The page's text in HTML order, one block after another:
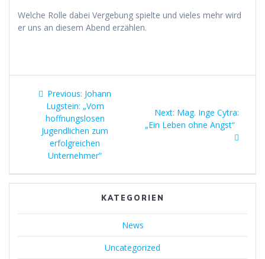
Welche Rolle dabei Vergebung spielte und vieles mehr wird
er uns an diesem Abend erzählen.
Beitragsnavigation
Previous: Previous
post:
Johann
Lugstein: „Vom
hoffnungslosen
Jugendlichen zum
erfolgreichen
Unternehmer“
Next: Next
post:
Mag. Inge Cytra:
„Ein Leben ohne Angst“
KATEGORIEN
News
Uncategorized